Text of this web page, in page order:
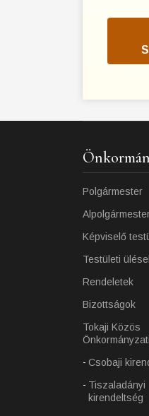
Polgármester
Képviselő
Testületi
Rendeletek
Bizottságok
Tokaji Közös
Csobaji
Tiszaladányi
kirendeltség